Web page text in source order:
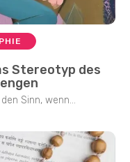
Stereotyp des
Sinn, wenn...